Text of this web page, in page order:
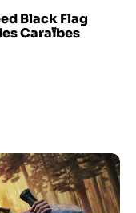
Black Flag
Caraïbes